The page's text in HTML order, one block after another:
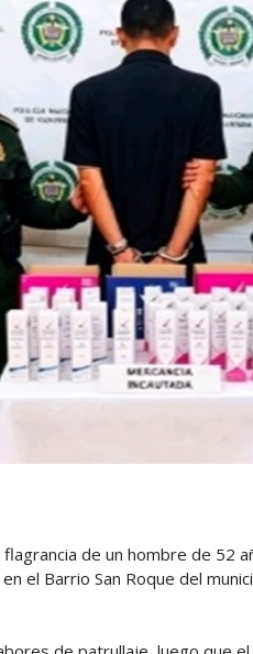
de un hombre de 52
el Barrio San Roque del